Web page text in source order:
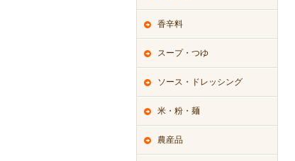
香辛料
スープ・つゆ
ソース・ドレッシング
米・粉・麺
農産品